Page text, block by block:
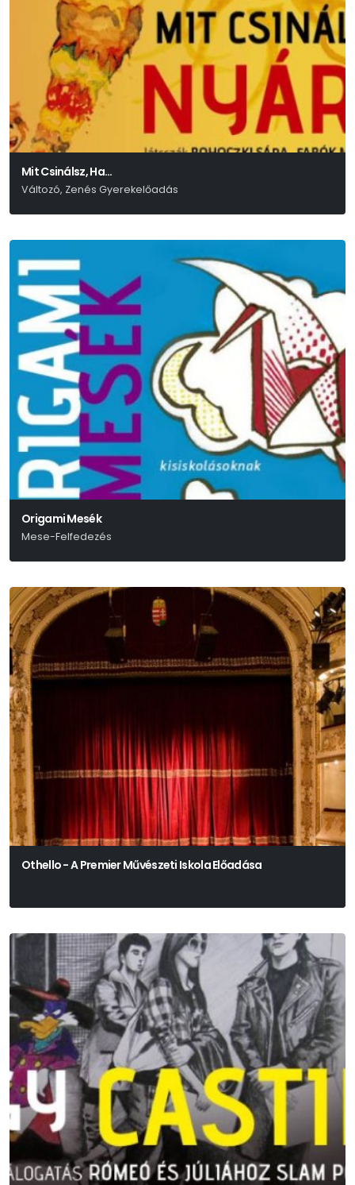
Mit Csinálsz, Ha…
Változó, Zenés Gyerekelőadás
Origami Mesék
Mese-Felfedezés
Othello - A Premier Művészeti Iskola Előadása